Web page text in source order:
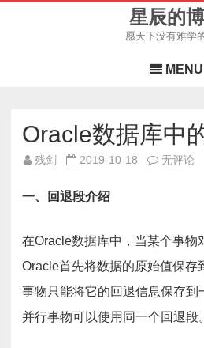
星辰的
愿天下没有难学
to
MENU
Oracle数据库中
残剑 2019-10-18
Oracle
理
解
无评论
一、回退段介绍
在Oracle数据库中，当某个事物
Oracle首先将数据的原始值保存
事物只能将它的回退信息保存到
并行事物可以使用同一个回退段。